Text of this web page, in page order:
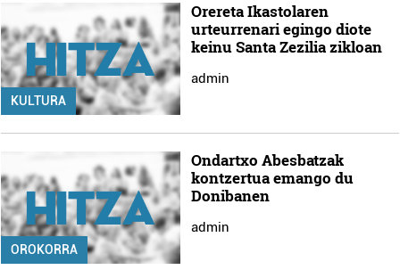
KULTURA
Orereta Ikastolaren
urteurrenari egingo diote
keinu Santa Zezilia zikloan
admin
OROKORRA
Ondartxo Abesbatzak
kontzertua emango du
Donibanen
admin